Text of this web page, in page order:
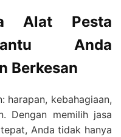
Alat Pesta
Anda
Berkesan
harapan, kebahagiaan,
Dengan memilih jasa
Anda tidak hanya